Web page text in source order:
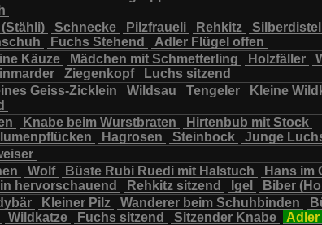
Schnecke Pilzfraueli Rehkitz Silberdistel
Fuchs Stehend
Adler Flügel offen
Käuze Mädchen mit Schmetterling Holzfäller
Ziegenkopf
Luchs sitzend
Geiss-Zicklein Wildsau Tengeler
Kleine
Knabe beim Wurstbraten
Hirtenbub mit Stock
Hagrosen Steinbock
Junge
Wolf Büste Rubi Ruedi mit Halstuch Hans im
hervorschauend
Rehkitz sitzend Igel
Biber
Kleiner Pilz Wanderer beim Schuhbinden
Wildkatze Fuchs sitzend Sitzender Knabe
Adler